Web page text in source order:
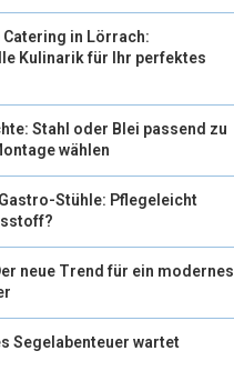
in Lörrach:
Kulinarik für Ihr perfektes
Stahl oder Blei passend zu
wählen
Stühle: Pflegeleicht
neue Trend für ein modernes
Segelabenteuer wartet